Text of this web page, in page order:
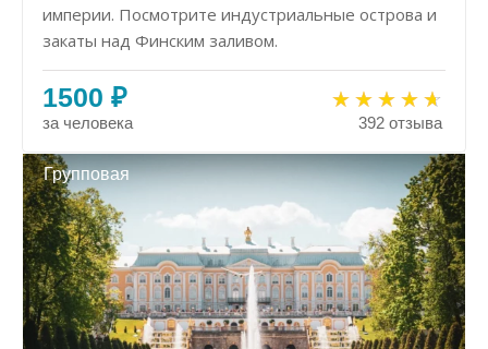
империи. Посмотрите индустриальные острова и
закаты над Финским заливом.
1500 ₽
за человека 392 отзыва
Групповая